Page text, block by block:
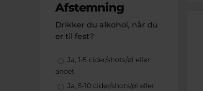
Afstemning
Drikker du alkohol, når du
er til fest?
Valgmuligheder
Ja, 1-5 cider/shots/øl eller
andet
Ja, 5-10 cider/shots/øl eller